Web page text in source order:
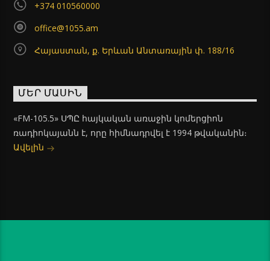
+374 010560000
office@1055.am
Հայաստան, ք. Երևան Անտառային փ. 188/16
ՄԵՐ ՄԱՍԻՆ
«FM-105.5» ՍՊԸ հայկական առաջին կոմերցիոն
ռադիոկայանն է, որը հիմնադրվել է 1994 թվականին։
Ավելին